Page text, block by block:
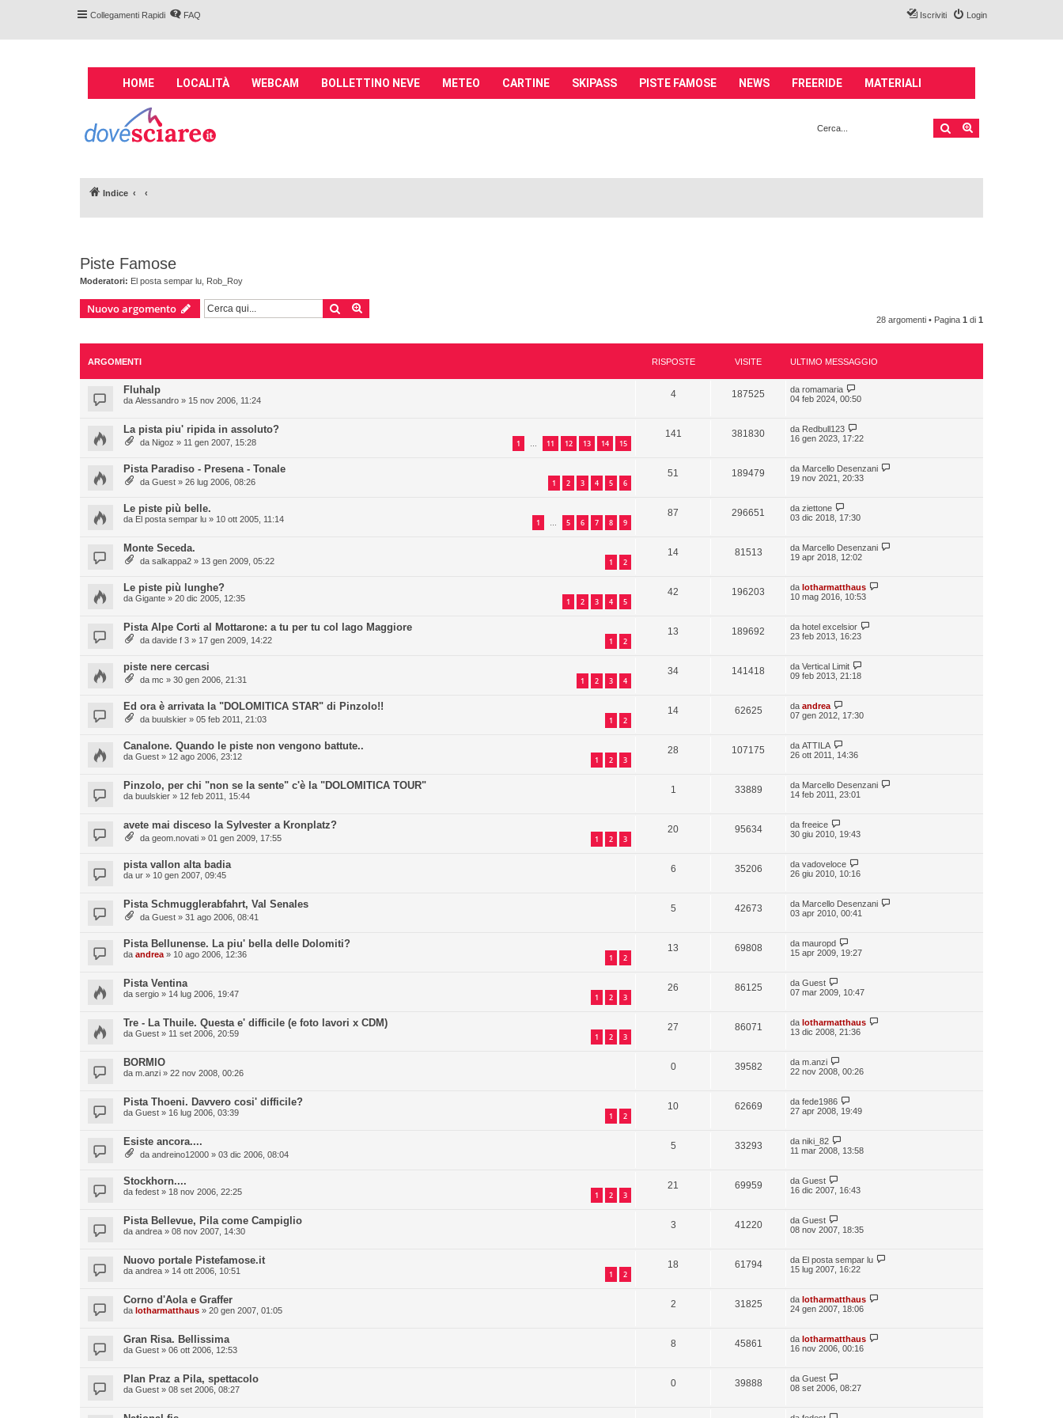
Collegamenti Rapidi FAQ Login
Iscriviti
M
n
n
v
i
g
i
o
n
HOME LOCALITÀ WEBCAM BOLLETTINO NEVE METEO CARTINE SKIPASS PISTE FAMOSE NEWS FREERIDE MATERIALI
Cerca
Indice
Piste Famose
Moderatori: El posta sempar lu Rob_Roy
Nuovo argomento Cerca
28 argomenti • Pagina 1 di 1
ARGOMENTI RISPOSTE VISITE ULTIMO MESSAGGIO
Fluhalp
da Alessandro » 15 nov 2006, 11:24
4 187525 da romamaria
04 feb 2024, 00:50
La pista piu' ripida in assoluto?
da Nigoz » 11 gen 2007, 15:28 1 … 11 12 13 14 15
141 381830 da Redbull123
16 gen 2023, 17:22
Pista Paradiso - Presena - Tonale
da Guest » 26 lug 2006, 08:26 1 2 3 4 5 6
51 189479 da Marcello Desenzani
19 nov 2021, 20:33
Le piste più belle.
da El posta sempar lu » 10 ott 2005, 11:14 1 … 5 6 7 8 9
87 296651 da ziettone
03 dic 2018, 17:30
Monte Seceda.
da salkappa2 » 13 gen 2009, 05:22 1 2
14 81513 da Marcello Desenzani
19 apr 2018, 12:02
Le piste più lunghe?
da Gigante » 20 dic 2005, 12:35 1 2 3 4 5
42 196203 da lotharmatthaus
10 mag 2016, 10:53
Pista Alpe Corti al Mottarone: a tu per tu col lago Maggiore
da davide f 3 » 17 gen 2009, 14:22 1 2
13 189692 da hotel excelsior
23 feb 2013, 16:23
piste nere cercasi
da mc » 30 gen 2006, 21:31 1 2 3 4
34 141418 da Vertical Limit
09 feb 2013, 21:18
Ed ora è arrivata la "DOLOMITICA STAR" di Pinzolo!!
da buulskier » 05 feb 2011, 21:03 1 2
14 62625 da andrea
07 gen 2012, 17:30
Canalone. Quando le piste non vengono battute..
da Guest » 12 ago 2006, 23:12 1 2 3
28 107175 da ATTILA
26 ott 2011, 14:36
Pinzolo, per chi "non se la sente" c'è la "DOLOMITICA TOUR"
da buulskier » 12 feb 2011, 15:44
1 33889 da Marcello Desenzani
14 feb 2011, 23:01
avete mai disceso la Sylvester a Kronplatz?
da geom.novati » 01 gen 2009, 17:55 1 2 3
20 95634 da freeice
30 giu 2010, 19:43
pista vallon alta badia
da ur » 10 gen 2007, 09:45
6 35206 da vadoveloce
26 giu 2010, 10:16
Pista Schmugglerabfahrt, Val Senales
da Guest » 31 ago 2006, 08:41
5 42673 da Marcello Desenzani
03 apr 2010, 00:41
Pista Bellunense. La piu' bella delle Dolomiti?
da andrea » 10 ago 2006, 12:36 1 2
13 69808 da mauropd
15 apr 2009, 19:27
Pista Ventina
da sergio » 14 lug 2006, 19:47 1 2 3
26 86125 da Guest
07 mar 2009, 10:47
Tre - La Thuile. Questa e' difficile (e foto lavori x CDM)
da Guest » 11 set 2006, 20:59 1 2 3
27 86071 da lotharmatthaus
13 dic 2008, 21:36
BORMIO
da m.anzi » 22 nov 2008, 00:26
0 39582 da m.anzi
22 nov 2008, 00:26
Pista Thoeni. Davvero cosi' difficile?
da Guest » 16 lug 2006, 03:39 1 2
10 62669 da fede1986
27 apr 2008, 19:49
Esiste ancora....
da andreino12000 » 03 dic 2006, 08:04
5 33293 da niki_82
11 mar 2008, 13:58
Stockhorn....
da fedest » 18 nov 2006, 22:25 1 2 3
21 69959 da Guest
16 dic 2007, 16:43
Pista Bellevue, Pila come Campiglio
da andrea » 08 nov 2007, 14:30
3 41220 da Guest
08 nov 2007, 18:35
Nuovo portale Pistefamose.it
da andrea » 14 ott 2006, 10:51 1 2
18 61794 da El posta sempar lu
15 lug 2007, 16:22
Corno d'Aola e Graffer
da lotharmatthaus » 20 gen 2007, 01:05
2 31825 da lotharmatthaus
24 gen 2007, 18:06
Gran Risa. Bellissima
da Guest » 06 ott 2006, 12:53
8 45861 da lotharmatthaus
16 nov 2006, 00:16
Plan Praz a Pila, spettacolo
da Guest » 08 set 2006, 08:27
0 39888 da Guest
08 set 2006, 08:27